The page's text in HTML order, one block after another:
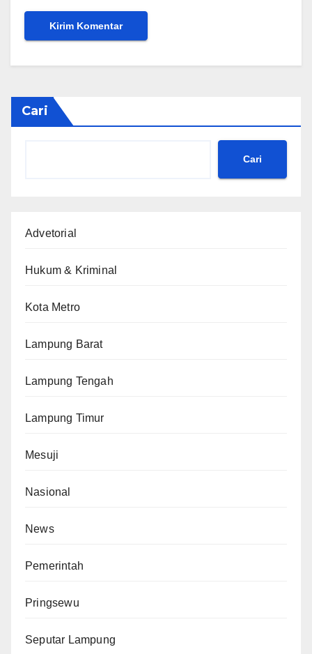
Cari
Cari
Advetorial
Hukum & Kriminal
Kota Metro
Lampung Barat
Lampung Tengah
Lampung Timur
Mesuji
Nasional
News
Pemerintah
Pringsewu
Seputar Lampung